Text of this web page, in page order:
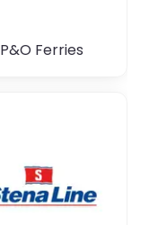
P&O Ferries